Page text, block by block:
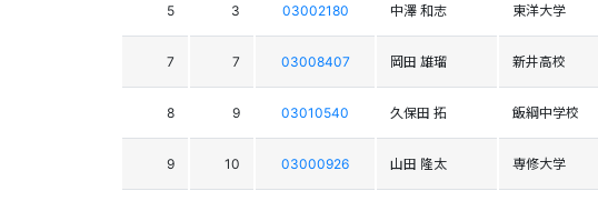
5 3 03002180 中澤 和志 東洋大学
7 7 03008407 岡田 雄瑠 新井高校
8 9 03010540 久保田 拓 飯綱中学校
9 10 03000926 山田 隆太 専修大学